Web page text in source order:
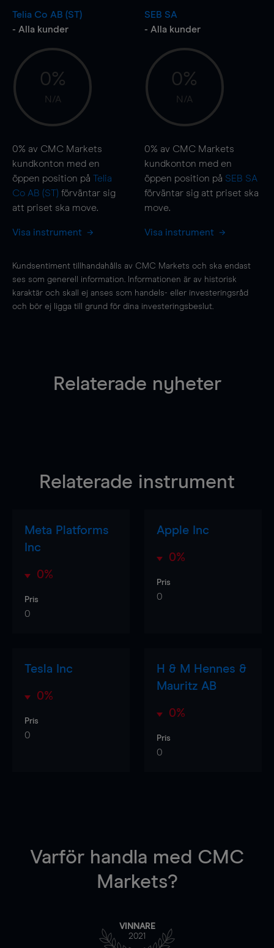
Telia Co AB (ST)
- Alla kunder
0%
N/A
0% av CMC Markets
kundkonton med en
öppen position på Telia
Co AB (ST) förväntar sig
att priset ska move.
Visa instrument
SEB SA
- Alla kunder
0%
N/A
0% av CMC Markets
kundkonton med en
öppen position på SEB SA
förväntar sig att priset ska
move.
Visa instrument
Kundsentiment tillhandahålls av CMC Markets och ska endast
ses som generell information. Informationen är av historisk
karaktär och skall ej anses som handels- eller investeringsråd
och bör ej ligga till grund för dina investeringsbeslut.
Relaterade nyheter
Relaterade instrument
Meta Platforms
Inc
0%
Pris
0
Apple Inc
0%
Pris
0
Tesla Inc
0%
Pris
0
H & M Hennes &
Mauritz AB
0%
Pris
0
Varför handla med CMC
Markets?
VINNARE
2021